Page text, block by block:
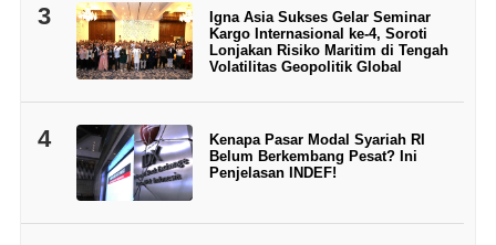
3
Igna Asia Sukses Gelar Seminar
Kargo Internasional ke-4, Soroti
Lonjakan Risiko Maritim di Tengah
Volatilitas Geopolitik Global
4
Kenapa Pasar Modal Syariah RI
Belum Berkembang Pesat? Ini
Penjelasan INDEF!